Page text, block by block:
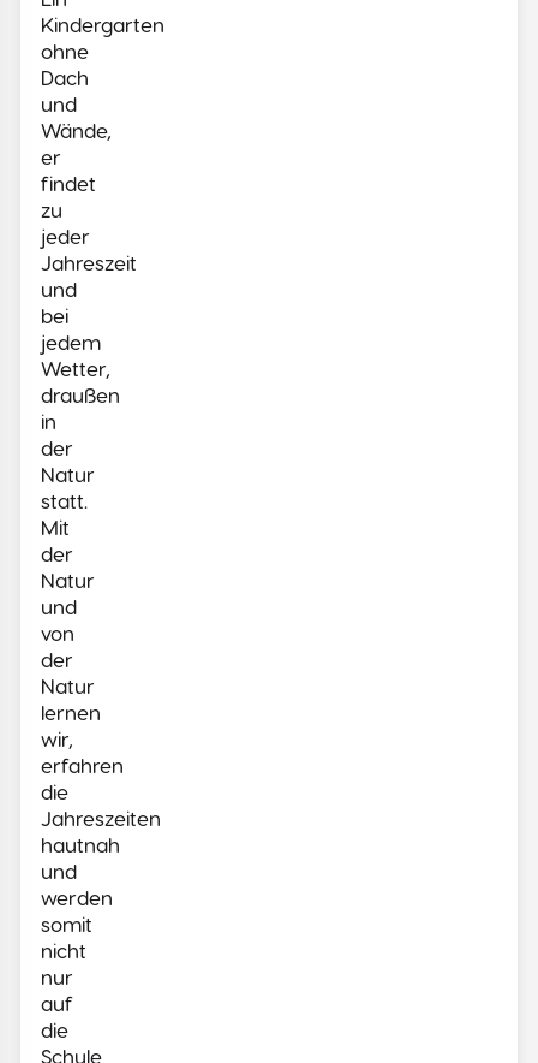
Kindergarten
ohne
Dach
und
Wände,
er
findet
zu
jeder
Jahreszeit
und
bei
jedem
Wetter,
draußen
in
der
Natur
statt.
Mit
der
Natur
und
von
der
Natur
lernen
wir,
erfahren
die
Jahreszeiten
hautnah
und
werden
somit
nicht
nur
auf
die
Schule